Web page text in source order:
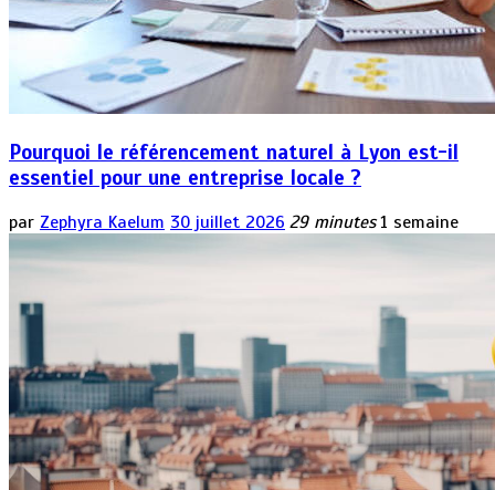
Pourquoi le référencement naturel à Lyon est-il
essentiel pour une entreprise locale ?
par Zephyra Kaelum 30 juillet 2026 29 minutes 1 semaine